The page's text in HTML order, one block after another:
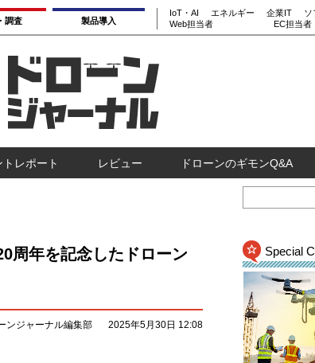
調査 製品導入
IoT・AI エネルギー 企業IT ソ
Web担当者
EC担当者
トレポート レビュー ドローンのギモンQ&A
周年を記念したドローン
ンジャーナル編集部 2025年5月30日 12:08
Special